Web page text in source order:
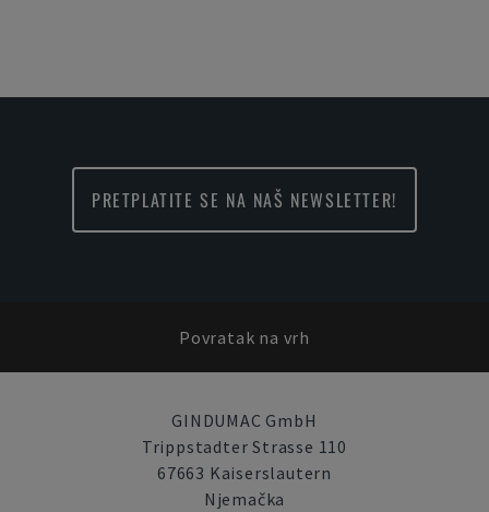
PRETPLATITE SE NA NAŠ NEWSLETTER!
Povratak na vrh
GINDUMAC GmbH
Trippstadter Strasse 110
67663 Kaiserslautern
Njemačka